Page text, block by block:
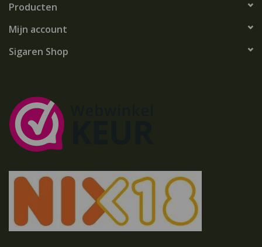
Producten
Mijn account
Sigaren Shop